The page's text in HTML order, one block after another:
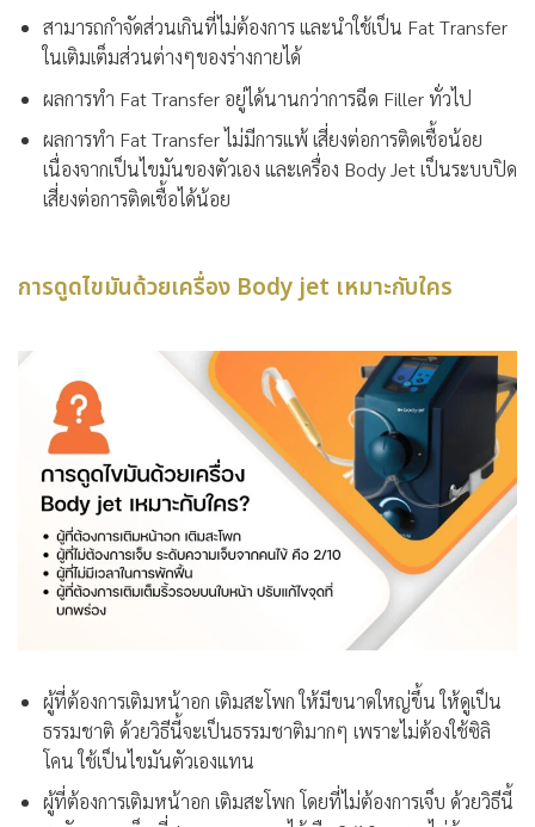
สามารถกำจัดส่วนเกินที่ไม่ต้องการ และนำใช้เป็น Fat Transfer
ในเติมเต็มส่วนต่างๆของร่างกายได้
ผลการทำ Fat Transfer อยู่ได้นานกว่าการฉีด Filler ทั่วไป
ผลการทำ Fat Transfer ไม่มีการแพ้ เสี่ยงต่อการติดเชื้อน้อย
เนื่องจากเป็นไขมันของตัวเอง และเครื่อง Body Jet เป็นระบบปิด
เสี่ยงต่อการติดเชื้อได้น้อย
การดูดไขมันด้วยเครื่อง Body jet เหมาะกับใคร
ผู้ที่ต้องการเติมหน้าอก เติมสะโพก ให้มีขนาดใหญ่ขึ้น ให้ดูเป็น
ธรรมชาติ ด้วยวิธีนี้จะเป็นธรรมชาติมากๆ เพราะไม่ต้องใช้ซิลิ
โคน ใช้เป็นไขมันตัวเองแทน
ผู้ที่ต้องการเติมหน้าอก เติมสะโพก โดยที่ไม่ต้องการเจ็บ ด้วยวิธีนี้